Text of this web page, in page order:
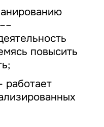
повысить
работает